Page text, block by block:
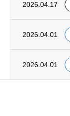
2026.04.17
2026.04.01
2026.04.01